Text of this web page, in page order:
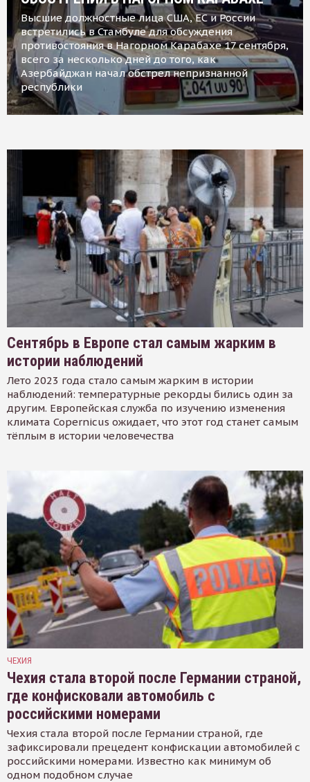
Высшие должностные лица США, ЕС и России
встретились в Стамбуле для обсуждения
противостояния в Нагорном Карабахе 17 сентября,
всего за несколько дней до того, как
Азербайджан начал обстрел непризнанной
республики
Сентябрь в Европе стал самым жарким в
истории наблюдений
Лето 2023 года стало самым жарким в истории
наблюдений: температурные рекорды бились один за
другим. Европейская служба по изучению изменения
климата Copernicus ожидает, что этот год станет самым
тёплым в истории человечества
ЧЕХИЯ
Чехия стала второй после Германии страной,
где конфисковали автомобиль с
российскими номерами
Чехия стала второй после Германии страной, где
зафиксировали прецедент конфискации автомобилей с
российскими номерами. Известно как минимум об
одном подобном случае